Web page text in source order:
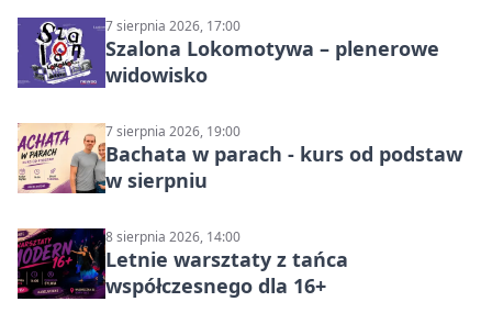
7 sierpnia 2026, 17:00
Szalona Lokomotywa – plenerowe
widowisko
7 sierpnia 2026, 19:00
Bachata w parach - kurs od podstaw
w sierpniu
8 sierpnia 2026, 14:00
Letnie warsztaty z tańca
współczesnego dla 16+